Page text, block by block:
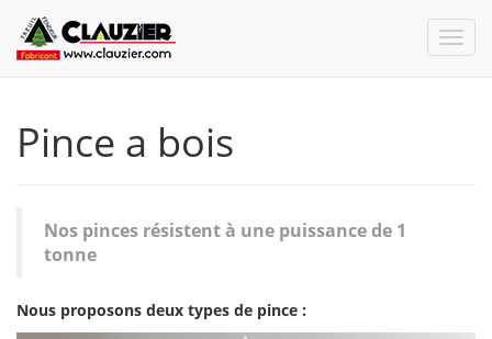
Pince a bois
Nos pinces résistent à une puissance de 1
tonne
Nous proposons deux types de pince :